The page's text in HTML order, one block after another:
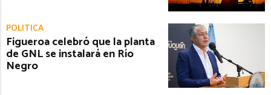
POLITICA
Figueroa celebró que la planta
de GNL se instalará en Río
Negro